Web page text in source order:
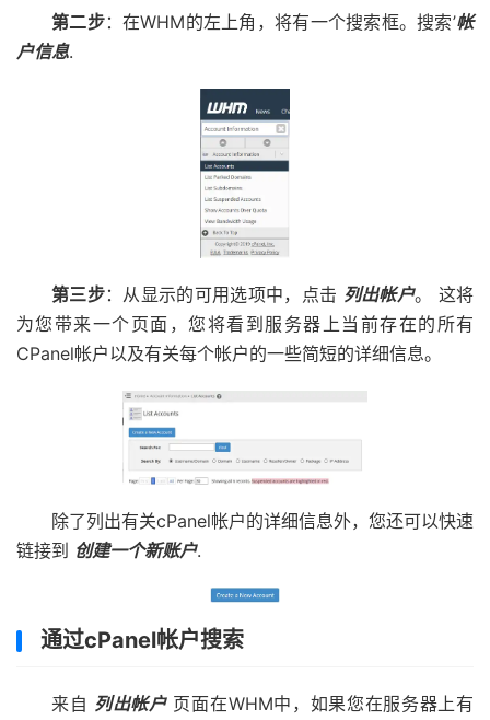
第二步：在WHM的左上角，将有一个搜索框。搜索’帐
户信息.
第三步：从显示的可用选项中，点击 列出帐户。 这将
为您带来一个页面，您将看到服务器上当前存在的所有
CPanel帐户以及有关每个帐户的一些简短的详细信息。
除了列出有关cPanel帐户的详细信息外，您还可以快速
链接到 创建一个新账户.
通过cPanel帐户搜索
来自 列出帐户页面在WHM中，如果您在服务器上有